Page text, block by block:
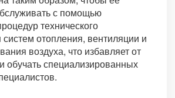
с помощью
технического
отопления, вентиляции и
воздуха, что избавляет от
обучать специализированных